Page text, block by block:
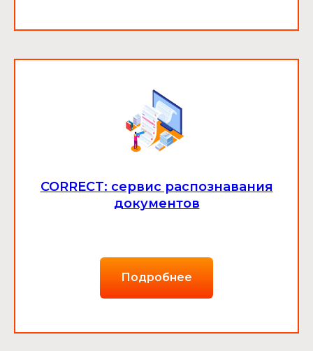
CORRECT: сервис распознавания
документов
Подробнее